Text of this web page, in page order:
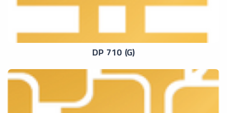
DP 710 (G)